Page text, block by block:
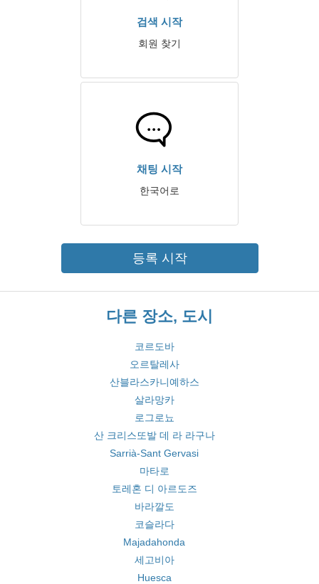
검색 시작
회원 찾기
채팅 시작
한국어로
등록 시작
다른 장소, 도시
코르도바
오르탈레사
산블라스카니예하스
살라망카
로그로뇨
산 크리스또발 데 라 라구나
Sarrià-Sant Gervasi
마타로
토레혼 디 아르도즈
바라깔도
코슬라다
Majadahonda
세고비아
Huesca